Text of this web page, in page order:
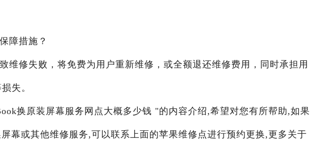
障措施？
维修失败，将免费为用户重新维修，或全额退还维修费用，同时承担用
失。
换原装屏幕服务网点大概多少钱 "的内容介绍,希望对您有所帮助,如果
幕或其他维修服务,可以联系上面的苹果维修点进行预约更换,更多关于